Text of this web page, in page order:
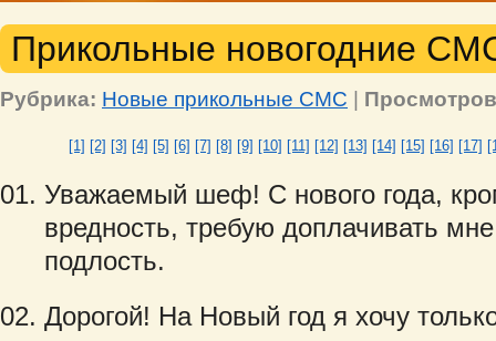
Прикольные новогодние
Рубрика: Новые прикольные СМС |
[1] [2] [3] [4] [5] [6] [7] [8] [9] [10] [11] [12] [13] [14] [15] [16] [17]
Уважаемый шеф! С нового года,
вредность, требую доплачивать
подлость.
Дорогой! На Новый год я хочу